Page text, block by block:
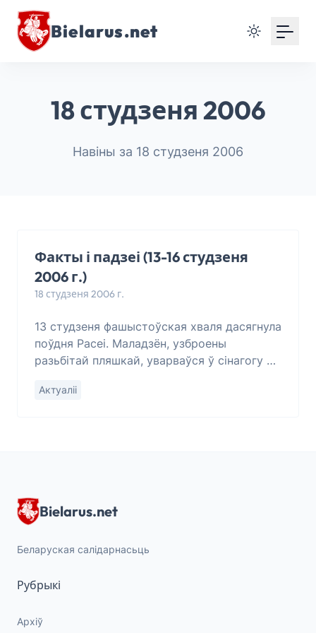
Bielarus.net
18 студзеня 2006
Навіны за 18 студзеня 2006
Факты і падзеі (13-16 студзеня
2006 г.)
18 студзеня 2006 г.
13 студзеня фашыстоўская хваля дасягнула
поўдня Расеі. Маладзён, узброены
разьбітай пляшкай, уварваўся ў сінагогу ў
Тыя, аднак, пасьпелі скруціць яго. Пацярп
Актуаліі
Bielarus.net
Беларуская салідарнасьць
Рубрыкі
Архіў